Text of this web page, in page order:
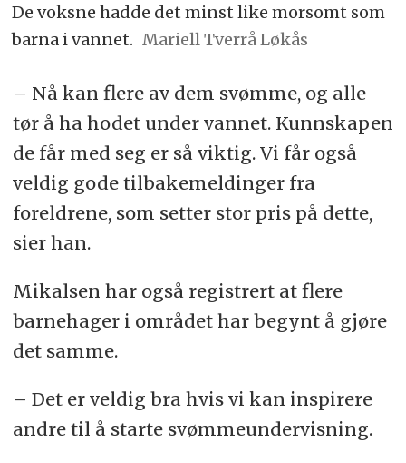
De voksne hadde det minst like morsomt som
barna i vannet. Mariell Tverrå Løkås
– Nå kan flere av dem svømme, og alle
tør å ha hodet under vannet. Kunnskapen
de får med seg er så viktig. Vi får også
veldig gode tilbakemeldinger fra
foreldrene, som setter stor pris på dette,
sier han.
Mikalsen har også registrert at flere
barnehager i området har begynt å gjøre
det samme.
– Det er veldig bra hvis vi kan inspirere
andre til å starte svømmeundervisning.